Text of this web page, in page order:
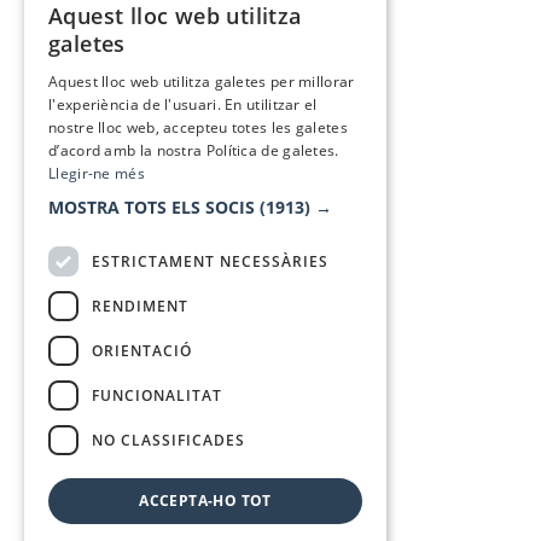
Aquest lloc web utilitza
galetes
Aquest lloc web utilitza galetes per millorar
l'experiència de l'usuari. En utilitzar el
nostre lloc web, accepteu totes les galetes
d’acord amb la nostra Política de galetes.
Llegir-ne més
MOSTRA TOTS ELS SOCIS (1913) →
ESTRICTAMENT NECESSÀRIES
RENDIMENT
ORIENTACIÓ
FUNCIONALITAT
NO CLASSIFICADES
ACCEPTA-HO TOT